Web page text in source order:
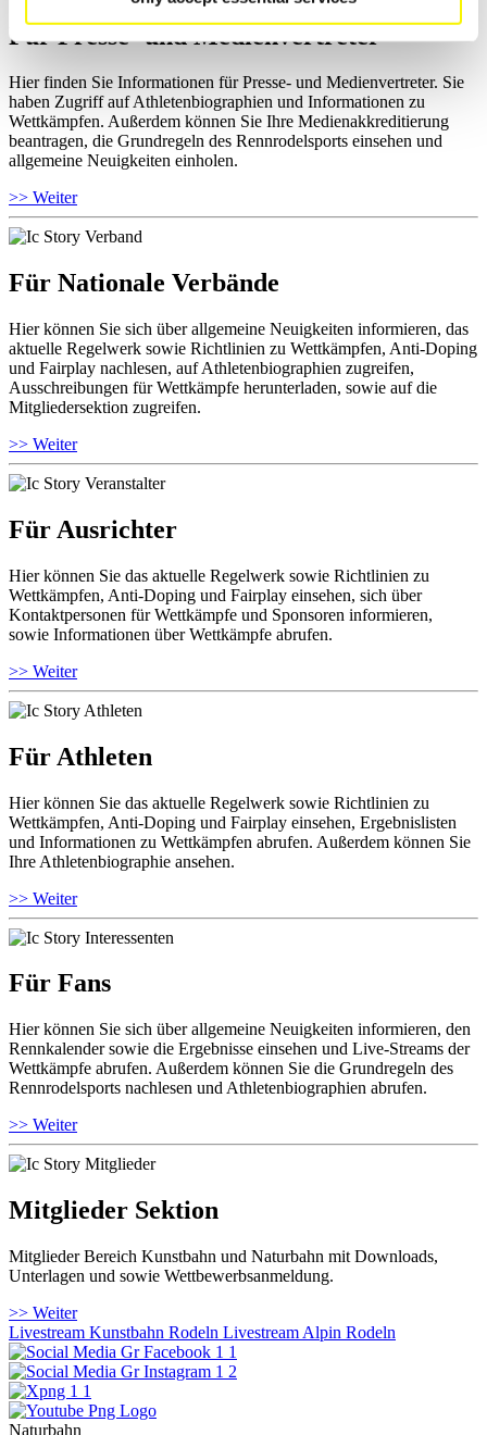
Für Presse- und Medienvertreter
Hier finden Sie Informationen für Presse- und Medienvertreter. Sie
haben Zugriff auf Athletenbiographien und Informationen zu
Wettkämpfen. Außerdem können Sie Ihre Medienakkreditierung
beantragen, die Grundregeln des Rennrodelsports einsehen und
allgemeine Neuigkeiten einholen.
>> Weiter
Für Nationale Verbände
Hier können Sie sich über allgemeine Neuigkeiten informieren, das
aktuelle Regelwerk sowie Richtlinien zu Wettkämpfen, Anti-Doping
und Fairplay nachlesen, auf Athletenbiographien zugreifen,
Ausschreibungen für Wettkämpfe herunterladen, sowie auf die
Mitgliedersektion zugreifen.
>> Weiter
Für Ausrichter
Hier können Sie das aktuelle Regelwerk sowie Richtlinien zu
Wettkämpfen, Anti-Doping und Fairplay einsehen, sich über
Kontaktpersonen für Wettkämpfe und Sponsoren informieren,
sowie Informationen über Wettkämpfe abrufen.
>> Weiter
Für Athleten
Hier können Sie das aktuelle Regelwerk sowie Richtlinien zu
Wettkämpfen, Anti-Doping und Fairplay einsehen, Ergebnislisten
und Informationen zu Wettkämpfen abrufen. Außerdem können Sie
Ihre Athletenbiographie ansehen.
>> Weiter
Für Fans
Hier können Sie sich über allgemeine Neuigkeiten informieren, den
Rennkalender sowie die Ergebnisse einsehen und Live-Streams der
Wettkämpfe abrufen. Außerdem können Sie die Grundregeln des
Rennrodelsports nachlesen und Athletenbiographien abrufen.
>> Weiter
Mitglieder Sektion
Mitglieder Bereich Kunstbahn und Naturbahn mit Downloads,
Unterlagen und sowie Wettbewerbsanmeldung.
>> Weiter
Livestream Kunstbahn Rodeln Livestream Alpin Rodeln
Naturbahn